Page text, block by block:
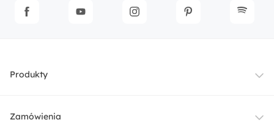
Produkty
Meble
Zamówienia